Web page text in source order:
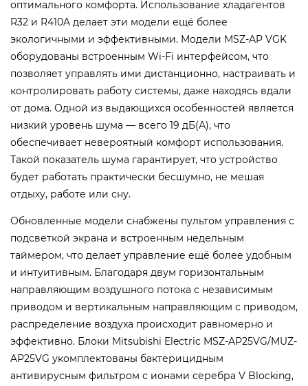
оптимального комфорта. Использование хладагентов
R32 и R410A делает эти модели ещё более
экологичными и эффективными. Модели MSZ-AP VGK
оборудованы встроенным Wi-Fi интерфейсом, что
позволяет управлять ими дистанционно, настраивать и
контролировать работу системы, даже находясь вдали
от дома. Одной из выдающихся особенностей является
низкий уровень шума — всего 19 дБ(А), что
обеспечивает невероятный комфорт использования.
Такой показатель шума гарантирует, что устройство
будет работать практически бесшумно, не мешая
отдыху, работе или сну.
Обновленные модели снабжены пультом управления с
подсветкой экрана и встроенным недельным
таймером, что делает управление ещё более удобным
и интуитивным. Благодаря двум горизонтальным
направляющим воздушного потока с независимым
приводом и вертикальным направляющим с приводом,
распределение воздуха происходит равномерно и
эффективно. Блоки Mitsubishi Electric MSZ-AP25VG/MUZ-
AP25VG укомплектованы бактерицидным
антивирусным фильтром с ионами серебра V Blocking,